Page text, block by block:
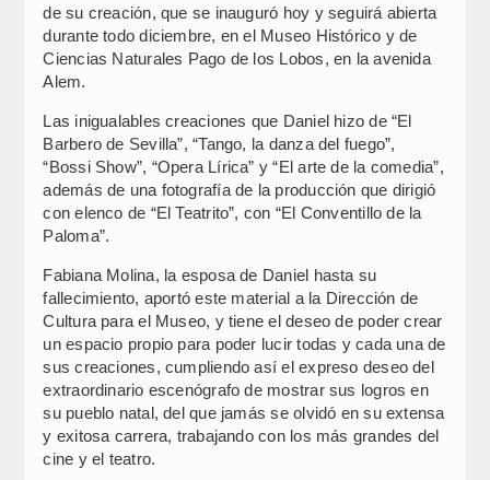
de su creación, que se inauguró hoy y seguirá abierta
durante todo diciembre, en el Museo Histórico y de
Ciencias Naturales Pago de los Lobos, en la avenida
Alem.
Las inigualables creaciones que Daniel hizo de “El
Barbero de Sevilla”, “Tango, la danza del fuego”,
“Bossi Show”, “Opera Lírica” y “El arte de la comedia”,
además de una fotografía de la producción que dirigió
con elenco de “El Teatrito”, con “El Conventillo de la
Paloma”.
Fabiana Molina, la esposa de Daniel hasta su
fallecimiento, aportó este material a la Dirección de
Cultura para el Museo, y tiene el deseo de poder crear
un espacio propio para poder lucir todas y cada una de
sus creaciones, cumpliendo así el expreso deseo del
extraordinario escenógrafo de mostrar sus logros en
su pueblo natal, del que jamás se olvidó en su extensa
y exitosa carrera, trabajando con los más grandes del
cine y el teatro.